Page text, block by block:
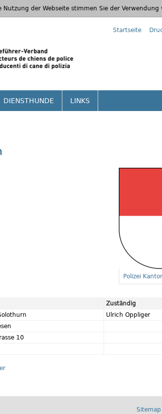
Nutzung der Webseite stimmen Sie der Verwendung
Startseite
DIENSTHUNDE LINKS
Polizei
Zuständig
Ulrich Oppliger
10
Sitemap